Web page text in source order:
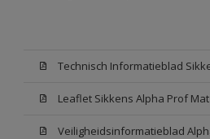
Leaflet Sikkens Alpha Prof Mat